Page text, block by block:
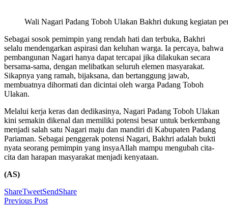
Wali Nagari Padang Toboh Ulakan Bakhri dukung kegiatan
Sebagai sosok pemimpin yang rendah hati dan terbuka, Bakhri
selalu mendengarkan aspirasi dan keluhan warga. Ia percaya, bahwa
pembangunan Nagari hanya dapat tercapai jika dilakukan secara
bersama-sama, dengan melibatkan seluruh elemen masyarakat.
Sikapnya yang ramah, bijaksana, dan bertanggung jawab,
membuatnya dihormati dan dicintai oleh warga Padang Toboh
Ulakan.
Melalui kerja keras dan dedikasinya, Nagari Padang Toboh Ulakan
kini semakin dikenal dan memiliki potensi besar untuk berkembang
menjadi salah satu Nagari maju dan mandiri di Kabupaten Padang
Pariaman. Sebagai penggerak potensi Nagari, Bakhri adalah bukti
nyata seorang pemimpin yang insyaAllah mampu mengubah cita-
cita dan harapan masyarakat menjadi kenyataan.
(AS)
ShareTweetSendShare
Previous Post